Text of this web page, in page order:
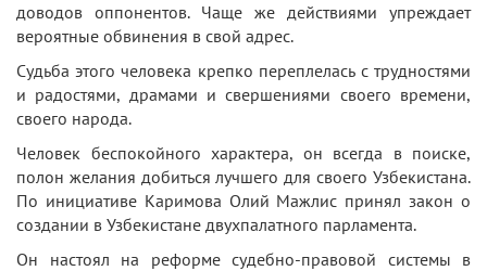
доводов оппонентов. Чаще же действиями упреждает
вероятные обвинения в свой адрес.
Судьба этого человека крепко переплелась с трудностями
и радостями, драмами и свершениями своего времени,
своего народа.
Человек беспокойного характера, он всегда в поиске,
полон желания добиться лучшего для своего Узбекистана.
По инициативе Каримова Олий Мажлис принял закон о
создании в Узбекистане двухпалатного парламента.
Он настоял на реформе судебно-правовой системы в